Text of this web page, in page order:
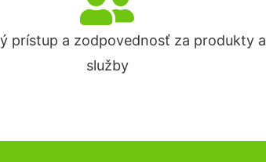
prístup a zodpovednosť za produkty a
služby